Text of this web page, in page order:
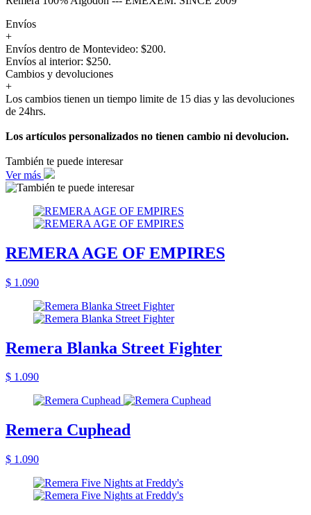
Envíos
+
Envíos dentro de Montevideo: $200.
Envíos al interior: $250.
Cambios y devoluciones
+
Los cambios tienen un tiempo limite de 15 dias y las devoluciones
de 24hrs.
Los artículos personalizados no tienen cambio ni devolucion.
También te puede interesar
Ver más
REMERA AGE OF EMPIRES
$ 1.090
Remera Blanka Street Fighter
$ 1.090
Remera Cuphead
$ 1.090